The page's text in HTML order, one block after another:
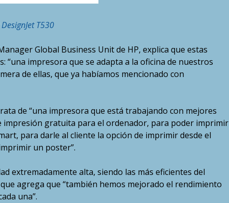
T530
Global Business Unit de HP, explica que estas
“una impresora que se adapta a la oficina de nuestros
de ellas, que ya habíamos mencionado con
de “una impresora que está trabajando con mejores
impresión gratuita para el ordenador, para poder imprimir
para darle al cliente la opción de imprimir desde el
un poster”.
extremadamente alta, siendo las más eficientes del
agrega que “también hemos mejorado el rendimiento
una”.